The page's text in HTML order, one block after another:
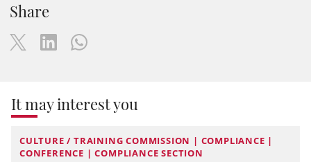
Share
It may interest you
CULTURE / TRAINING COMMISSION | COMPLIANCE |
CONFERENCE | COMPLIANCE SECTION